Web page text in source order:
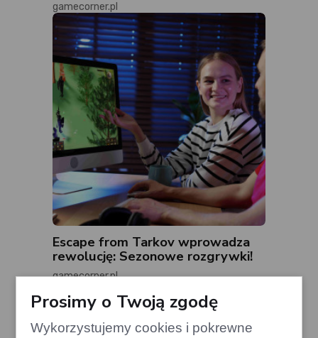
gamecorner.pl
Escape from Tarkov wprowadza
rewolucję: Sezonowe rozgrywki!
gamecorner.pl
Prosimy o Twoją zgodę
Wykorzystujemy cookies i pokrewne